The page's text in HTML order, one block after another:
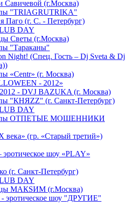
(г.Москва)
"TRIAGRUTRIKA"
Паго (г. С. - Петербург)
DAY
Светы (г.Москва)
"Тараканы"
Night! (Спец. Гость – Dj Sveta & Dj
«Centr» (г. Москва)
- 2012»
- DVJ BAZUKA (г. Москва)
"КНЯZZ" (г. Санкт-Петербург)
DAY
ОТПЕТЫЕ МОШЕННИКИ
века» (гр. «Старый третий»)
эротическое шоу «PLAY»
(г. Санкт-Петербург)
DAY
МАКSИМ (г.Москва)
- эротическое шоу "ДРУГИЕ"